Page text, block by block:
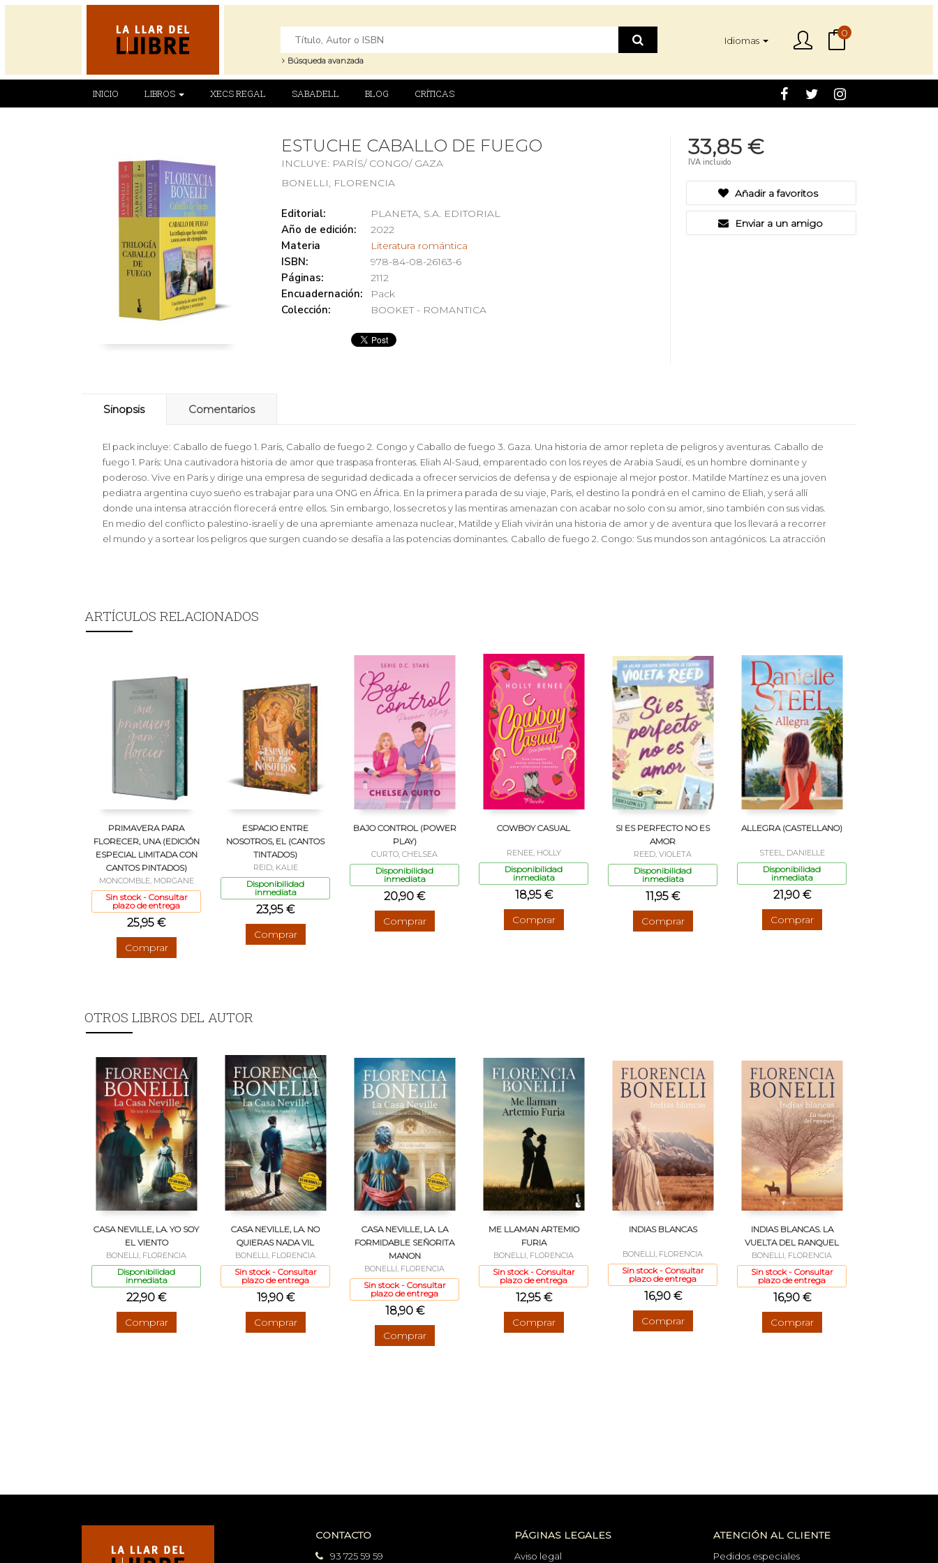
Búsqueda avanzada
Idiomas
0
INICIO LIBROS XECS REGAL SABADELL BLOG CRÍTICAS
ESTUCHE CABALLO DE FUEGO
INCLUYE: PARÍS/ CONGO/ GAZA
BONELLI, FLORENCIA
Editorial: PLANETA, S.A. EDITORIAL
Año de edición: 2022
Materia Literatura romántica
ISBN: 978-84-08-26163-6
Páginas: 2112
Encuadernación: Pack
Colección: BOOKET - ROMANTICA
33,85 €
IVA incluido
Añadir a favoritos
Enviar a un amigo
Sinopsis Comentarios
El pack incluye: Caballo de fuego 1. París, Caballo de fuego 2. Congo y Caballo de fuego 3. Gaza. Una historia de amor repleta de peligros y aventuras. Caballo de
fuego 1. París: Una cautivadora historia de amor que traspasa fronteras. Eliah Al-Saud, emparentado con los reyes de Arabia Saudí, es un hombre dominante y
poderoso. Vive en París y dirige una empresa de seguridad dedicada a ofrecer servicios de defensa y de espionaje al mejor postor. Matilde Martínez es una joven
pediatra argentina cuyo sueño es trabajar para una ONG en África. En la primera parada de su viaje, París, el destino la pondrá en el camino de Eliah, y será allí
donde una intensa atracción florecerá entre ellos. Sin embargo, los secretos y las mentiras amenazan con acabar no solo con su amor, sino también con sus vidas.
En medio del conflicto palestino-israelí y de una apremiante amenaza nuclear, Matilde y Eliah vivirán una historia de amor y de aventura que los llevará a recorrer
el mundo y a sortear los peligros que surgen cuando se desafía a las potencias dominantes. Caballo de fuego 2. Congo: Sus mundos son antagónicos. La atracción
ARTÍCULOS RELACIONADOS
PRIMAVERA PARA
FLORECER, UNA (EDICIÓN
ESPECIAL LIMITADA CON
CANTOS PINTADOS)
MONCOMBLE, MORGANE
Sin stock - Consultar
plazo de entrega
25,95 €
Comprar
ESPACIO ENTRE
NOSOTROS, EL (CANTOS
TINTADOS)
REID, KALIE
Disponibilidad
inmediata
23,95 €
Comprar
BAJO CONTROL (POWER
PLAY)
CURTO, CHELSEA
Disponibilidad
inmediata
20,90 €
Comprar
COWBOY CASUAL
RENEE, HOLLY
Disponibilidad
inmediata
18,95 €
Comprar
SI ES PERFECTO NO ES
AMOR
REED, VIOLETA
Disponibilidad
inmediata
11,95 €
Comprar
ALLEGRA (CASTELLANO)
STEEL, DANIELLE
Disponibilidad
inmediata
21,90 €
Comprar
OTROS LIBROS DEL AUTOR
CASA NEVILLE, LA. YO SOY
EL VIENTO
BONELLI, FLORENCIA
Disponibilidad
inmediata
22,90 €
Comprar
CASA NEVILLE, LA. NO
QUIERAS NADA VIL
BONELLI, FLORENCIA
Sin stock - Consultar
plazo de entrega
19,90 €
Comprar
CASA NEVILLE, LA. LA
FORMIDABLE SEÑORITA
MANON
BONELLI, FLORENCIA
Sin stock - Consultar
plazo de entrega
18,90 €
Comprar
ME LLAMAN ARTEMIO
FURIA
BONELLI, FLORENCIA
Sin stock - Consultar
plazo de entrega
12,95 €
Comprar
INDIAS BLANCAS
BONELLI, FLORENCIA
Sin stock - Consultar
plazo de entrega
16,90 €
Comprar
INDIAS BLANCAS. LA
VUELTA DEL RANQUEL
BONELLI, FLORENCIA
Sin stock - Consultar
plazo de entrega
16,90 €
Comprar
CONTACTO
93 725 59 59
PÁGINAS LEGALES
Aviso legal
ATENCIÓN AL CLIENTE
Pedidos especiales